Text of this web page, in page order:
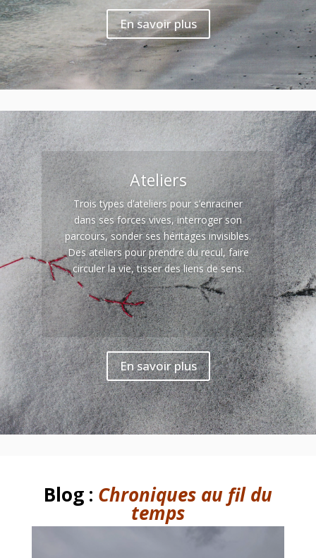
En savoir plus
Ateliers
Trois types d’ateliers pour s’enraciner
dans ses forces vives, interroger son
parcours, sonder ses héritages invisibles.
Des ateliers pour prendre du recul, faire
circuler la vie, tisser des liens de sens.
En savoir plus
Blog : Chroniques au fil du
temps